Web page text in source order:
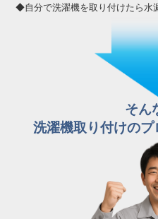
◆自分で洗濯機を取り付けたら水
そん
洗濯機取り付けの